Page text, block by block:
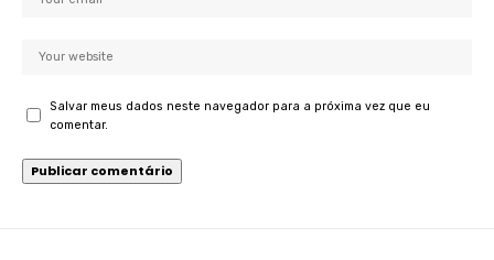
Salvar meus dados neste navegador para a próxima vez que eu
comentar.